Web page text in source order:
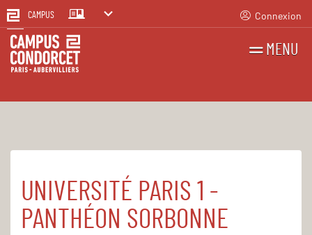
CAMPUS Connexion
MENU
Accueil Université Paris 1 Panthéon-Sorbonne
UNIVERSITÉ PARIS 1 -
PANTHÉON SORBONNE